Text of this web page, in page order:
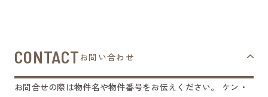
CONTACT お問い合わせ
お問合せの際は物件名や物件番号をお伝えください。
ケン・